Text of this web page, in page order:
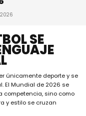
SE
únicamente deporte y se
El Mundial de 2026 se
competencia, sino como
y estilo se cruzan